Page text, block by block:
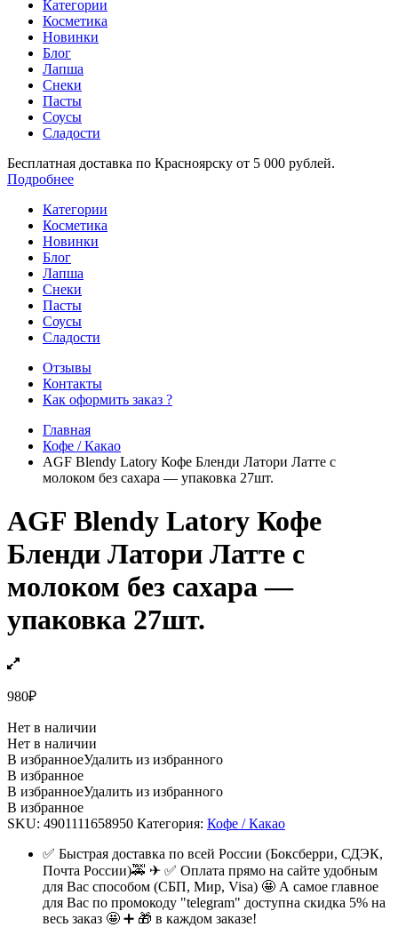
Категории
Косметика
Новинки
Блог
Лапша
Снеки
Пасты
Соусы
Сладости
Бесплатная доставка по Красноярску от 5 000 рублей.
Подробнее
Категории
Косметика
Новинки
Блог
Лапша
Снеки
Пасты
Соусы
Сладости
Отзывы
Контакты
Как оформить заказ ?
Главная
Кофе / Какао
AGF Blendy Latory Кофе Бленди Латори Латте с
молоком без сахара — упаковка 27шт.
AGF Blendy Latory Кофе
Бленди Латори Латте с
молоком без сахара —
упаковка 27шт.
980₽
Нет в наличии
Нет в наличии
В избранноеУдалить из избранного
В избранное
В избранноеУдалить из избранного
В избранное
SKU: 4901111658950 Категория: Кофе / Какао
✅ Быстрая доставка по всей России (Боксберри, СДЭК,
Почта России)🚕 ✈ ✅ Оплата прямо на сайте удобным
для Вас способом (СБП, Мир, Visa) 🤩 А самое главное
для Вас по промокоду "telegram" доступна скидка 5% на
весь заказ 🤩 ➕ 🎁 в каждом заказе!